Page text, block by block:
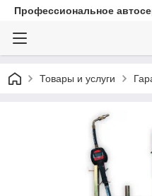
Профессиональное
Товары и услуги